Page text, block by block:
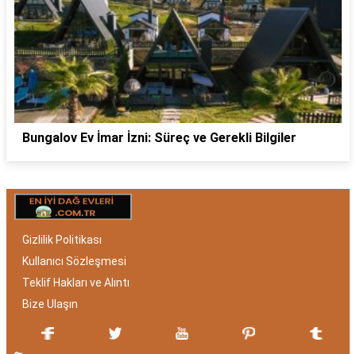
Bungalov Ev İmar İzni: Süreç ve Gerekli Bilgiler
Gizlilik Politikası
Kullanıcı Sözleşmesi
Teklif Hakları ve Alıntı
Bize Ulaşın